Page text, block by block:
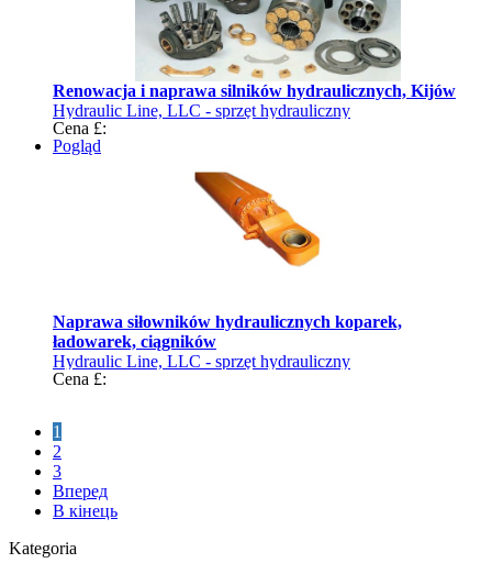
Renowacja i naprawa silników hydraulicznych, Kijów
Hydraulic Line, LLC - sprzęt hydrauliczny
Cena £:
Pogląd
Naprawa siłowników hydraulicznych koparek,
ładowarek, ciągników
Hydraulic Line, LLC - sprzęt hydrauliczny
Cena £:
1
2
3
Вперед
В кінець
Kategoria